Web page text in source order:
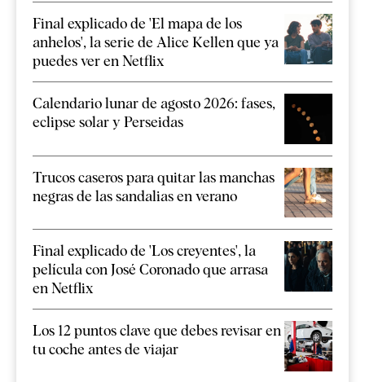
Final explicado de 'El mapa de los
anhelos', la serie de Alice Kellen que ya
puedes ver en Netflix
Calendario lunar de agosto 2026: fases,
eclipse solar y Perseidas
Trucos caseros para quitar las manchas
negras de las sandalias en verano
Final explicado de 'Los creyentes', la
película con José Coronado que arrasa
en Netflix
Los 12 puntos clave que debes revisar en
tu coche antes de viajar